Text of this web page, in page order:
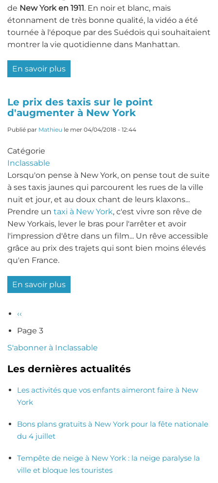
Sida
de New York en 1911. En noir et blanc, mais
étonnament de très bonne qualité, la vidéo a été
tournée à l'époque par des Suédois qui souhaitaient
montrer la vie quotidienne dans Manhattan.
En savoir plus
vie
à
New
grâce
à
cette
incroyable
vidéo
Le prix des taxis sur le point
d'augmenter à New York
Publié par Mathieu le mer 04/04/2018 - 12:44
Catégorie
Inclassable
Lorsqu'on pense à New York, on pense tout de suite
à ses taxis jaunes qui parcourent les rues de la ville
nuit et jour, et au doux chant de leurs klaxons...
Prendre un taxi à New York, c'est vivre son rêve de
New Yorkais, lever le bras pour l'arrêter et avoir
l'impression d'être dans un film... Un rêve accessible
grâce au prix des trajets qui sont bien moins élevés
qu'en France.
En savoir plus
sur
point
à
Pagination
Page
précédente
‹‹
Page 3
S'abonner à Inclassable
Les dernières actualités
Les activités que vos enfants aimeront faire à New
York
Bons plans gratuits à New York pour la fête nationale
du 4 juillet
Tempête de neige à New York : la neige paralyse la
ville et bloque les touristes